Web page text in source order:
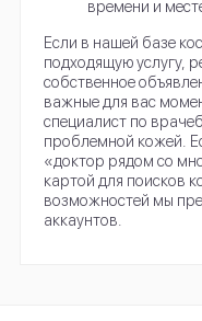
времени и
Если в нашей базе
подходящую услугу,
собственное
важные для вас
специалист по
проблемной кожей.
«доктор рядом со
картой для поисков
возможностей мы
аккаунтов.